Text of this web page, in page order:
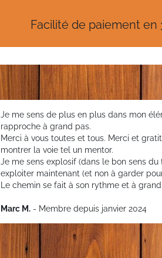
Facilité de paiement en
Je me sens de plus en plus dans mon
rapproche à grand pas.
Merci à vous toutes et tous. Merci et
montrer la voie tel un mentor.
Je me sens explosif (dans le bon sens
exploiter maintenant (et non à garder
Le chemin se fait à son rythme et à
Marc M. - Membre depuis janvier 2024